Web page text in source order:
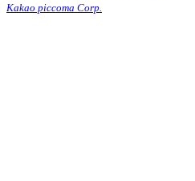
Kakao piccoma Corp.